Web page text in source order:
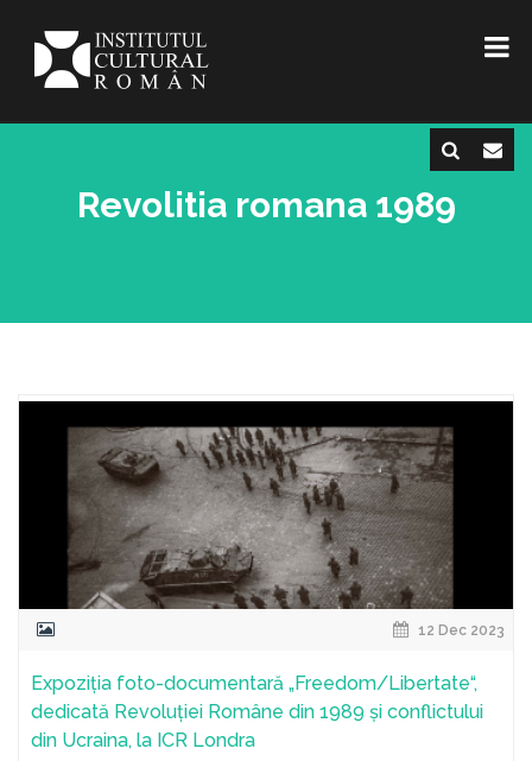
Revolitia romana 1989
12 Dec 2023
Expoziția foto-documentară „Freedom/Libertate“,
dedicată Revoluției Române din 1989 și conflictului
din Ucraina, la ICR Londra